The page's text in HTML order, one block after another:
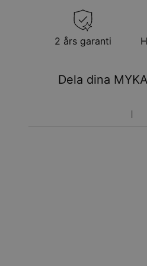
2 års garanti
Dela dina